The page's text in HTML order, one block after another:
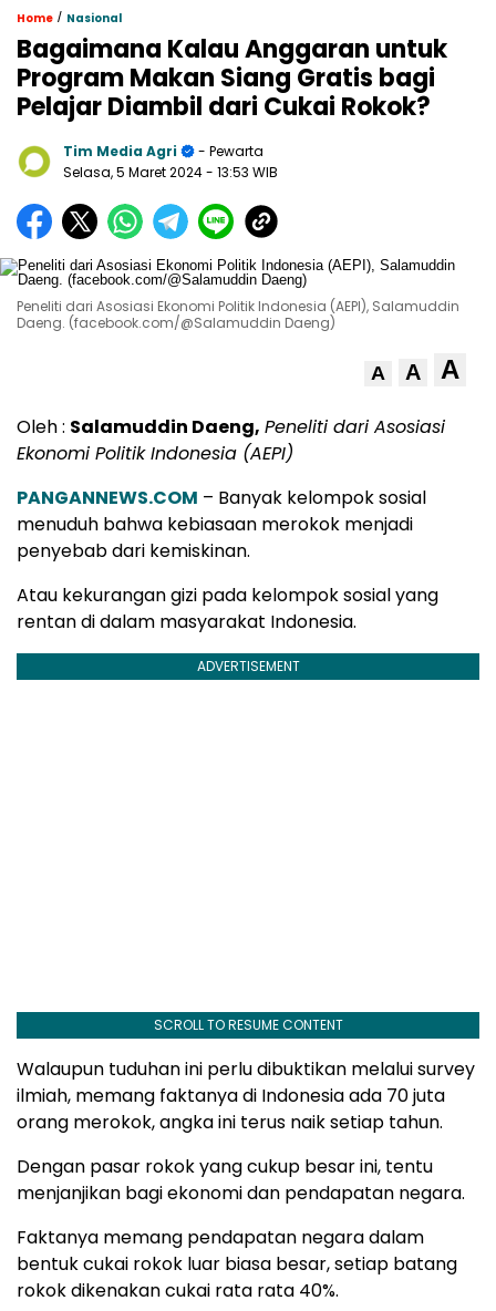
Home / Nasional
Bagaimana Kalau Anggaran untuk
Program Makan Siang Gratis bagi
Pelajar Diambil dari Cukai Rokok?
Tim Media Agri
- Pewarta
Selasa, 5 Maret 2024- 13:53 WIB
Peneliti dari Asosiasi Ekonomi Politik Indonesia (AEPI), Salamuddin
Daeng. (facebook.com/@Salamuddin Daeng)
A A A
Oleh : Salamuddin Daeng, Peneliti dari Asosiasi
Ekonomi Politik Indonesia (AEPI)
PANGANNEWS.COM – Banyak kelompok sosial
menuduh bahwa kebiasaan merokok menjadi
penyebab dari kemiskinan.
Atau kekurangan gizi pada kelompok sosial yang
rentan di dalam masyarakat Indonesia.
ADVERTISEMENT
SCROLL TO RESUME CONTENT
Walaupun tuduhan ini perlu dibuktikan melalui survey
ilmiah, memang faktanya di Indonesia ada 70 juta
orang merokok, angka ini terus naik setiap tahun.
Dengan pasar rokok yang cukup besar ini, tentu
menjanjikan bagi ekonomi dan pendapatan negara.
Faktanya memang pendapatan negara dalam
bentuk cukai rokok luar biasa besar, setiap batang
rokok dikenakan cukai rata rata 40%.